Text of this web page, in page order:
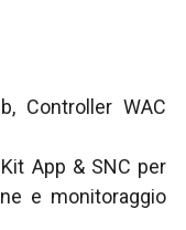
Controller WAC
App & SNC per
e monitoraggio